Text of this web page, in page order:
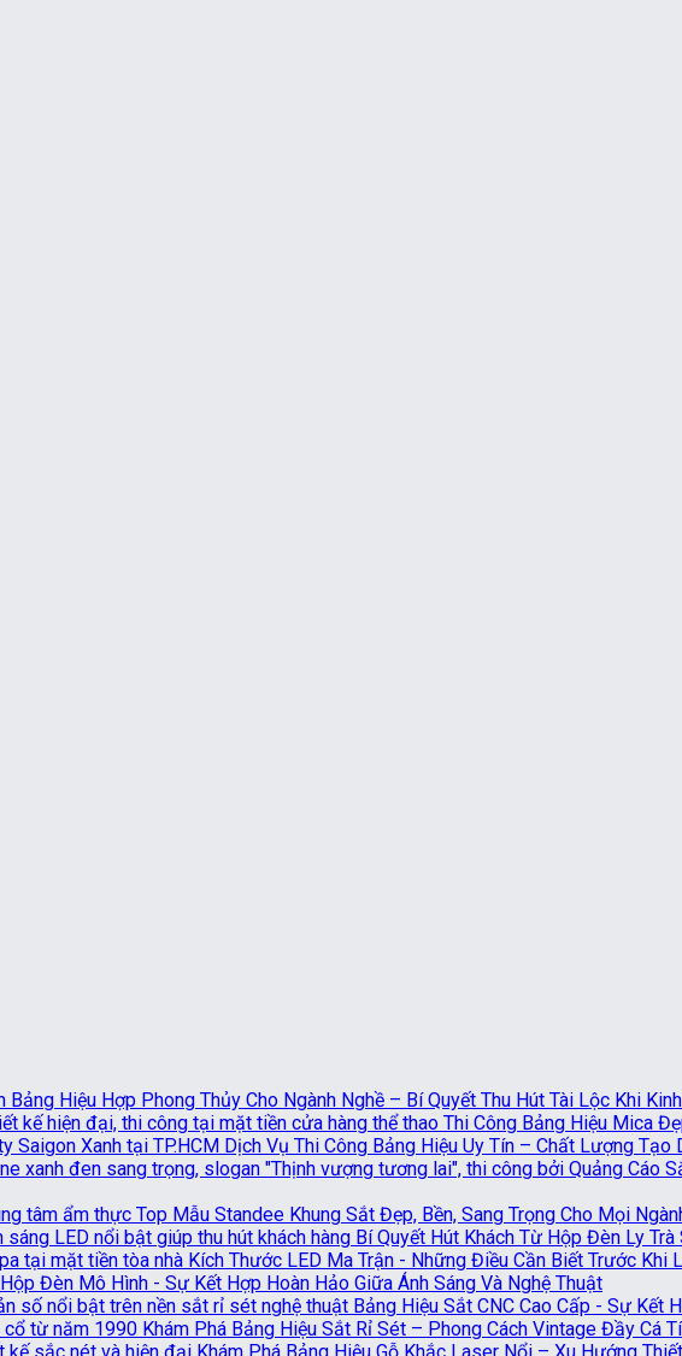
Bảng Hiệu Hợp Phong Thủy Cho Ngành Nghề – Bí Quyết Thu Hút Tài Lộc Khi
Thi Công Bảng Hiệu Mica
Dịch Vụ Thi Công Bảng Hiệu Uy Tín – Chất Lượng Tạo
Top Mẫu Standee Khung Sắt Đẹp, Bền, Sang Trọng Cho Mọi
Bí Quyết Hút Khách Từ Hộp Đèn Ly
Kích Thước LED Ma Trận - Những Điều Cần Biết Trước Khi
Hộp Đèn Mô Hình - Sự Kết Hợp Hoàn Hảo Giữa Ánh Sáng Và Nghệ Thuật
Bảng Hiệu Sắt CNC Cao Cấp - Sự Kết
Khám Phá Bảng Hiệu Sắt Rỉ Sét – Phong Cách Vintage Đầy Cá